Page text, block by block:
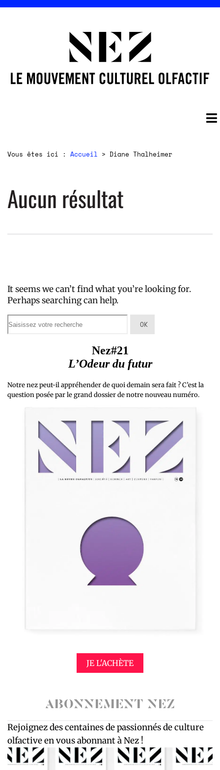
Vous êtes ici : Accueil > Diane Thalheimer
Aucun résultat
It seems we can’t find what you’re looking for.
Perhaps searching can help.
Nez#21
L’Odeur du futur
Notre nez peut-il appréhender de quoi demain sera fait ? C’est la
question posée par le grand dossier de notre nouveau numéro.
JE L'ACHÈTE
ABONNEMENT NEZ
Rejoignez des centaines de passionnés de culture
olfactive en vous abonnant à Nez !